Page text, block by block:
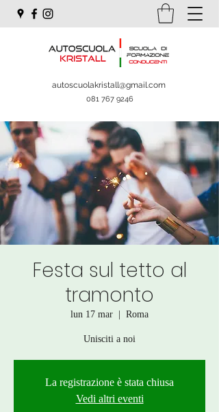
autoscuolakristall@gmail.com
081 767 9246
Festa sul tetto al
tramonto
lun 17 mar
  |
Roma
Unisciti a noi
La registrazione è stata chiusa
Vedi altri eventi